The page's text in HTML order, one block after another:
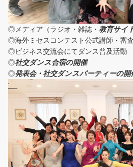
◎メディア（ラジオ・雑誌・ 教育サイ
◎海外ミセスコンテスト公式講師・審
◎ビジネス交流会にてダンス普及活動
◎社交ダンス合宿の開催
◎発表会・社交ダンスパーティーの開